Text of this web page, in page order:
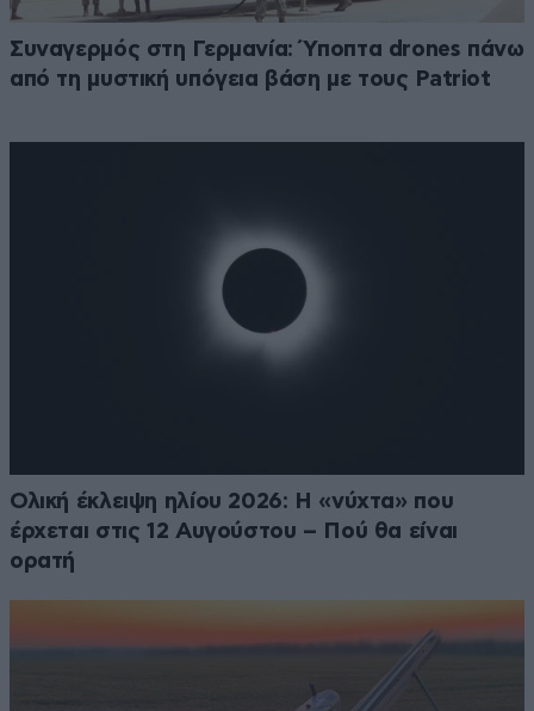
Συναγερμός στη Γερμανία: Ύποπτα drones πάνω
από τη μυστική υπόγεια βάση με τους Patriot
Ολική έκλειψη ηλίου 2026: Η «νύχτα» που
έρχεται στις 12 Αυγούστου – Πού θα είναι
ορατή